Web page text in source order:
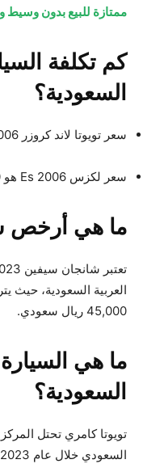
ممتازة للبيع بدون وسيط
كم تكلفة
السعودية؟
سعر تويوتا لاند كروزر 2006 هو 22,000 ريال سعودي.
سعر لكزس Es 2006 هو 22,000 ريال سعودي.
ما هي أرخص
العربية السعودية، حيث
45,000 ريال سعودي.
ما هي السيارة
السعودية؟
تويوتا كامري تحتل
السعودي خلال عام 2023